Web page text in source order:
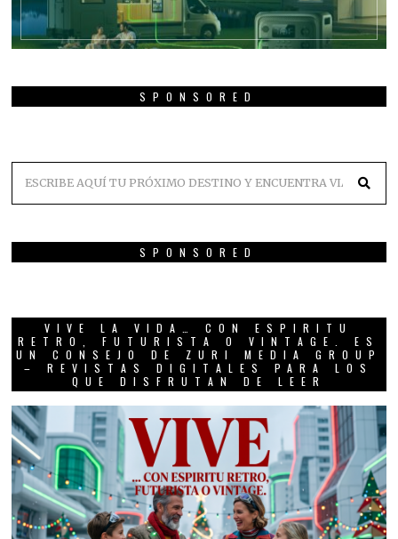
SPONSORED
SPONSORED
VIVE LA VIDA… CON ESPIRITU
RETRO, FUTURISTA O VINTAGE. ES
UN CONSEJO DE ZURI MEDIA GROUP
– REVISTAS DIGITALES PARA LOS
QUE DISFRUTAN DE LEER